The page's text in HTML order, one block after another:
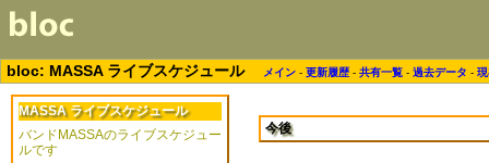
bloc: MASSA ライブスケジュール メイン -更新履歴 -共有一覧 -過去データ -
MASSA ライブスケジュール
バンドMASSAのライブスケジュー
ルです
今後